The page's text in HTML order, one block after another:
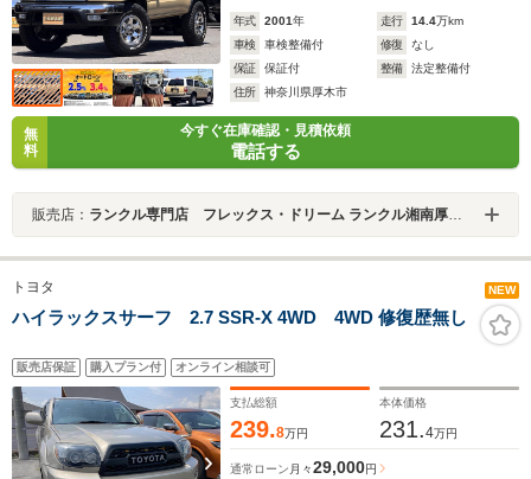
年式 2001年 走行 14.4万km
車検
車検整備付 修復
なし
保証
保証付 整備
法定整備付
住所
神奈川県厚木市
無
料
今すぐ在庫確認・見積依頼
電話する
販売店： ランクル専門店 フレックス・ドリーム ランクル湘南厚木店
トヨタ NEW
ハイラックスサーフ 2.7 SSR-X 4WD 4WD 修復歴無し
販売店保証 購入プラン付 オンライン相談可
支払総額
239.8万円
本体価格
231.4万円
通常ローン 月々29,000円